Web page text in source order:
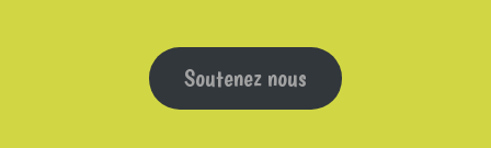
Soutenez nous